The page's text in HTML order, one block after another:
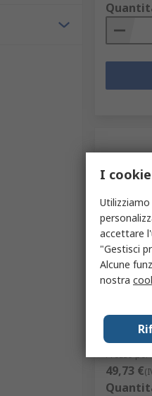
In
Codice
Prezzo per
49,73 €
I
accettare
"Gestisci
Alcune
nostra